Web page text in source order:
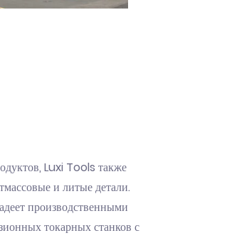
Luxi Tools также
и литые детали.
производственными
токарных станков с